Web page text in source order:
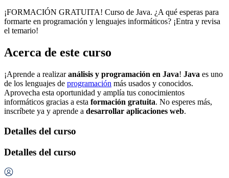
¡FORMACIÓN GRATUITA! Curso de Java. ¿A qué esperas para
formarte en programación y lenguajes informáticos? ¡Entra y revisa
el temario!
Acerca de este curso
¡Aprende a realizaranálisis y programación en Java! Java es uno
de los lenguajes de programación más usados y conocidos.
Aprovecha esta oportunidad y amplía tus conocimientos
informáticos gracias a esta formación gratuita. No esperes más,
inscríbete ya y aprende a desarrollar aplicaciones web.
Detalles del curso
Detalles del curso